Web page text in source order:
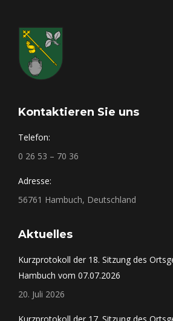
Kontaktieren Sie uns
Telefon:
0 26 53 – 70 36
Adresse:
56761 Hambuch, Deutschland
Aktuelles
Kurzprotokoll der 18. Sitzung des
Hambuch vom 07.07.2026
20. Juli 2026